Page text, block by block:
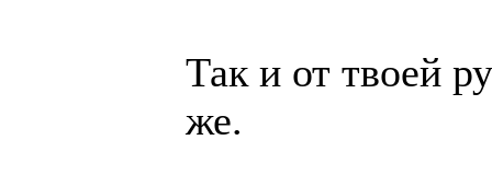
Так и от твоей
же.